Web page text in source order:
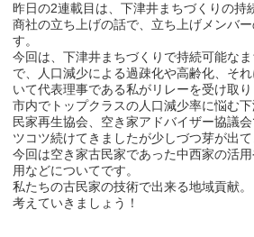
昨日の2連載目は、下津井まちづくりの持
商社の立ち上げの話で、立ち上げメンバ
す。
今回は、下津井まちづくりで持続可能な
で、人口減少による過疎化や高齢化、そ
いて代表理事である私がリレーを受け取り
市内でトップクラスの人口減少率に悩む
民家再生協会、空き家アドバイザー協議
ツコツ続けてきましたが少しづつ芽が出て
今回は空き家古民家であった中西家の活
用などについてです。
私たちの古民家の技術で出来る地域貢献。
考えていきましょう！